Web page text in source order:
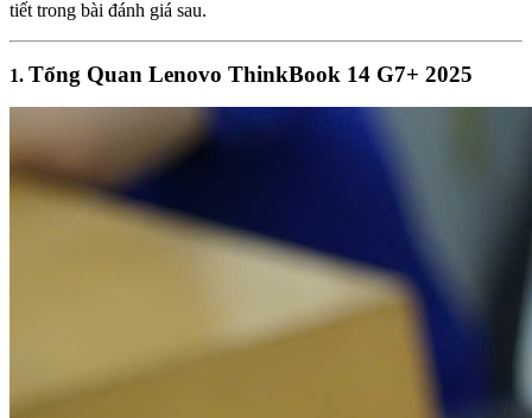
tiết trong bài đánh giá sau.
1. Tổng Quan Lenovo ThinkBook 14 G7+ 2025